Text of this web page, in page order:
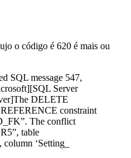
o código é 620 é mais ou
SQL message 547,
Server
DELETE
constraint
The conflict
table
‘Setting_